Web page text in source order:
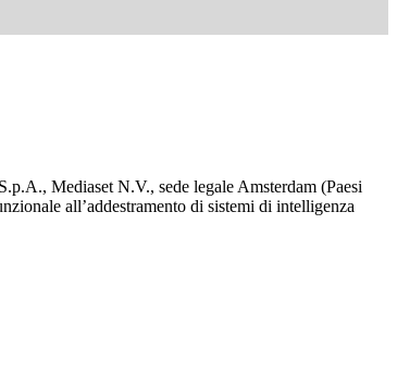
Mediaset N.V., sede legale Amsterdam (Paesi
all’addestramento di sistemi di intelligenza